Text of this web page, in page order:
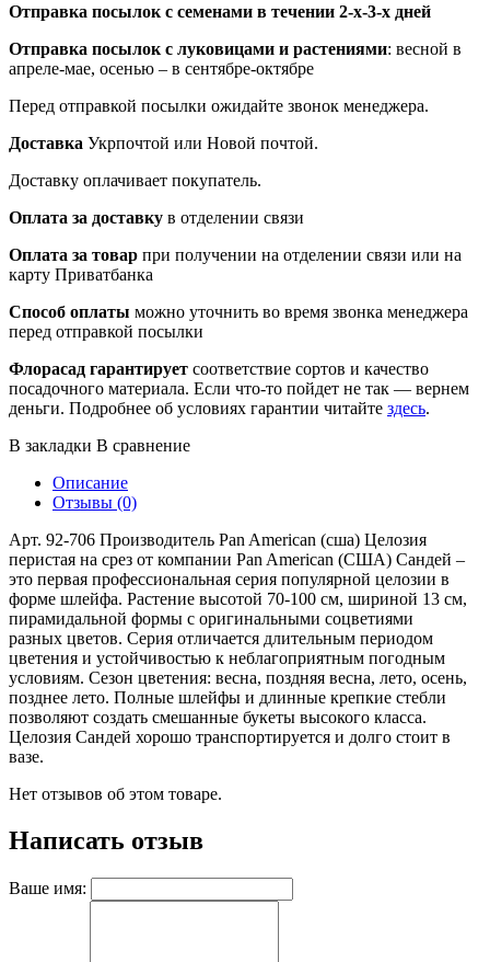
Отправка посылок с семенами в течении 2-х-3-х дней
Отправка посылок с луковицами и растениями: весной в
апреле-мае, осенью – в сентябре-октябре
Перед отправкой посылки ожидайте звонок менеджера.
Доставка Укрпочтой или Новой почтой.
Доставку оплачивает покупатель.
Оплата за доставку в отделении связи
Оплата за товар при получении на отделении связи или на
карту Приватбанка
Способ оплаты можно уточнить во время звонка менеджера
перед отправкой посылки
Флорасад гарантирует соответствие сортов и качество
посадочного материала. Если что-то пойдет не так — вернем
деньги. Подробнее об условиях гарантии читайте здесь.
В закладки В сравнение
Описание
Отзывы (0)
Арт. 92-706 Производитель Pan American (сша) Целозия
перистая на срез от компании Pan American (США) Сандей –
это первая профессиональная серия популярной целозии в
форме шлейфа. Растение высотой 70-100 см, шириной 13 см,
пирамидальной формы с оригинальными соцветиями
разных цветов. Серия отличается длительным периодом
цветения и устойчивостью к неблагоприятным погодным
условиям. Сезон цветения: весна, поздняя весна, лето, осень,
позднее лето. Полные шлейфы и длинные крепкие стебли
позволяют создать смешанные букеты высокого класса.
Целозия Сандей хорошо транспортируется и долго стоит в
вазе.
Нет отзывов об этом товаре.
Написать отзыв
Ваше имя: